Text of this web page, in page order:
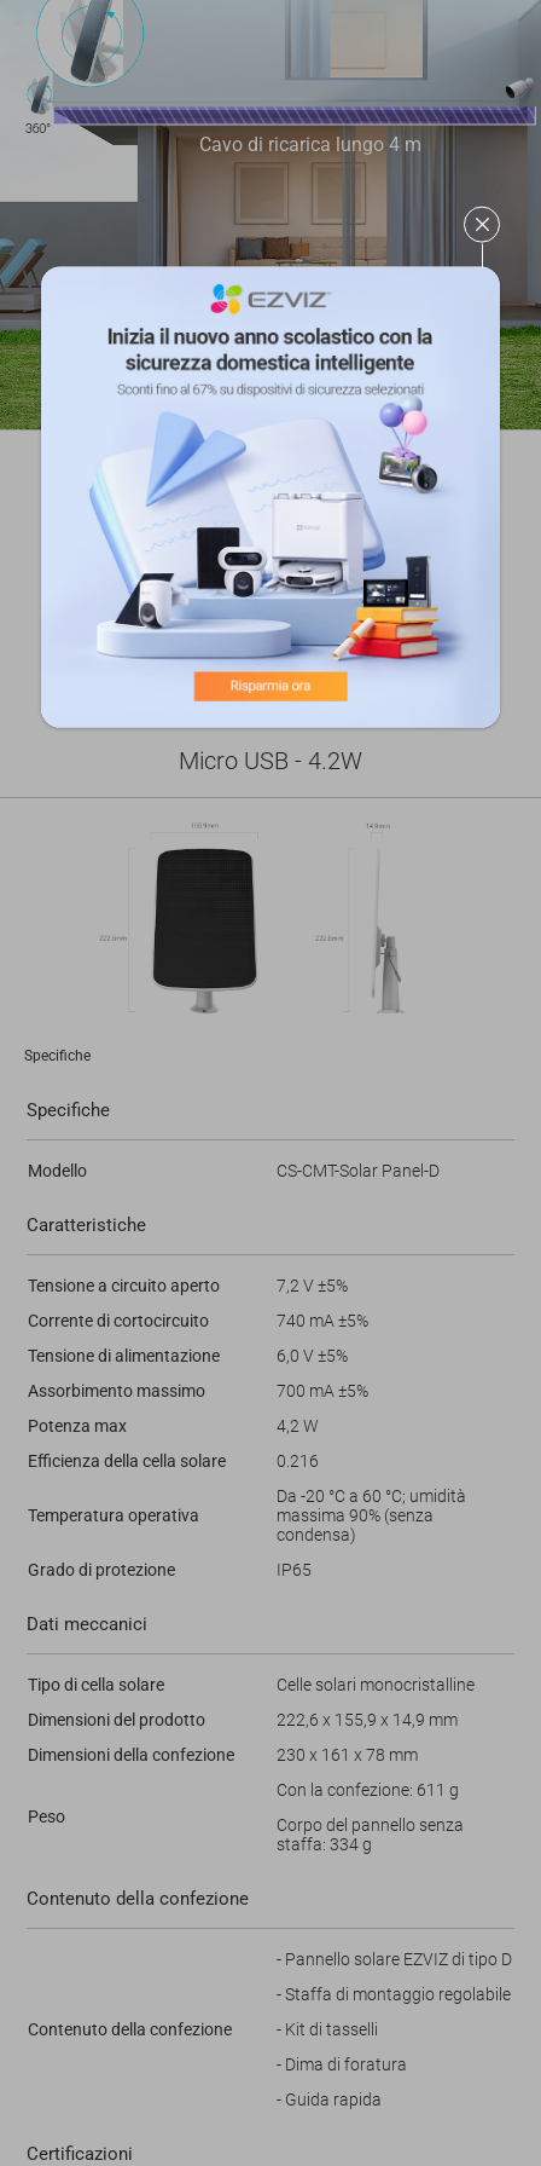
Cavo di ricarica lungo 4 m
1 L'elenco potrà essere aggiornato via via che EZVIZ continua a
sviluppare nuovi dispositivi alimentati a batteria. Verificare la
compatibilità del prodotto prima dell'acquisto.
2 L'efficienza della ricarica può variare in base a diversi fattori
ambientali e all'utilizzo effettivo della telecamera.
Pannello Solare tipo D
Micro USB - 4.2W
Specifiche
Specifiche
Modello CS-CMT-Solar Panel-D
Caratteristiche
Tensione a circuito aperto
7,2 V ±5%
Corrente di cortocircuito
740 mA ±5%
Tensione di alimentazione
6,0 V ±5%
Assorbimento massimo
700 mA ±5%
Potenza max
4,2 W
Efficienza della cella solare
0.216
Temperatura operativa
Da -20 °C a 60 °C; umidità
massima 90% (senza
condensa)
Grado di protezione
IP65
Dati meccanici
Tipo di cella solare
Celle solari monocristalline
Dimensioni del prodotto
222,6 x 155,9 x 14,9 mm
Dimensioni della confezione
230 x 161 x 78 mm
Peso
Con la confezione: 611 g
Corpo del pannello senza
staffa: 334 g
Contenuto della confezione
Contenuto della confezione
- Pannello solare EZVIZ di tipo D
- Staffa di montaggio regolabile
- Kit di tasselli
- Dima di foratura
- Guida rapida
Certificazioni